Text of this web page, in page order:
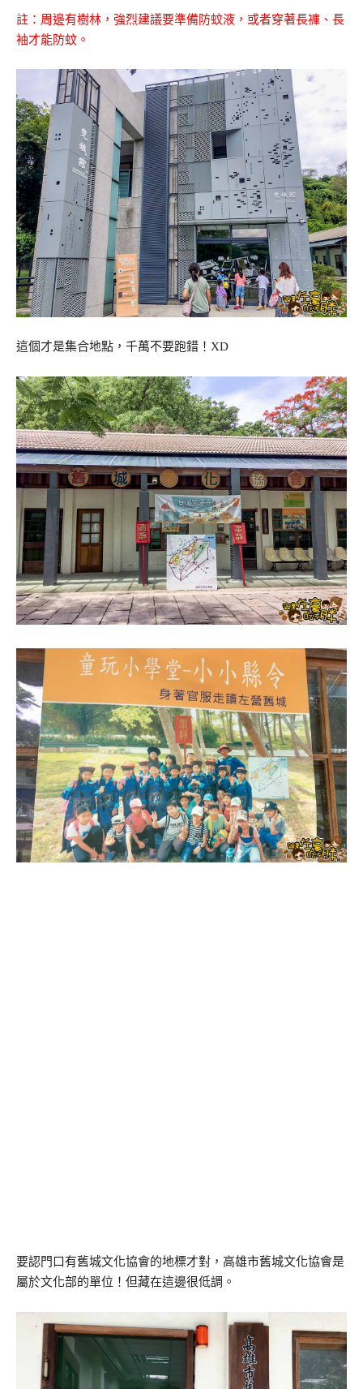
註：周邊有樹林，強烈建議要準備防蚊液，或者穿著長褲、長
袖才能防蚊。
這個才是集合地點，千萬不要跑錯！XD
要認門口有舊城文化協會的地標才對，高雄市舊城文化協會是
屬於文化部的單位！但藏在這邊很低調。